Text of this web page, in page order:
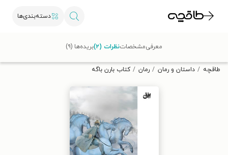
دسته‌بندی‌ها
تخفیف از طاقچه دریافت کن.
طاقچه داستان و رمان رمان کتاب بارن باگه
معرفیمشخصاتنظرات (۲) بریده‌ها (۹)